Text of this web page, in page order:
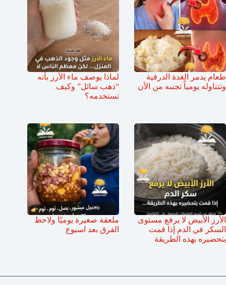
طعام يدمر الغدة الدرقية
وتتناوله يومياً تجنبه من الأن
لماذا يوصف ماء الأرز بأنه
“ذهب سائل” وكيف
تستخدمه؟
الأرز الأبيض لا يرفع مستوى
السكر في الدم إذا قمت
بتحضيره بهذه الطريقة
ملعقة صغيرة يوميًا ولاحظ
الفرق بعد اسبوع